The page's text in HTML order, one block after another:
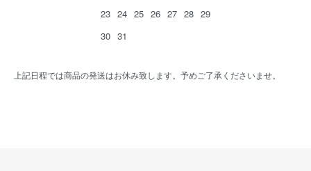
23 24 25 26 27 28 29
30 31
上記日程では商品の発送はお休み致します。予めご了承くださいませ。